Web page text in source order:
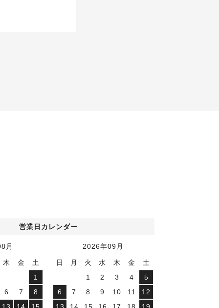
営業日カレンダー
月
木 金
土
1
6 7
8
2026年09 月
日 月 火 水 木 金
土
1
2 3 4
5
6
7 8 9 10 11
12